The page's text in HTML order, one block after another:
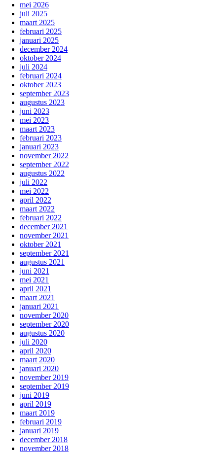
mei 2026
juli 2025
maart 2025
februari 2025
januari 2025
december 2024
oktober 2024
juli 2024
februari 2024
oktober 2023
september 2023
augustus 2023
juni 2023
mei 2023
maart 2023
februari 2023
januari 2023
november 2022
september 2022
augustus 2022
juli 2022
mei 2022
april 2022
maart 2022
februari 2022
december 2021
november 2021
oktober 2021
september 2021
augustus 2021
juni 2021
mei 2021
april 2021
maart 2021
januari 2021
november 2020
september 2020
augustus 2020
juli 2020
april 2020
maart 2020
januari 2020
november 2019
september 2019
juni 2019
april 2019
maart 2019
februari 2019
januari 2019
december 2018
november 2018